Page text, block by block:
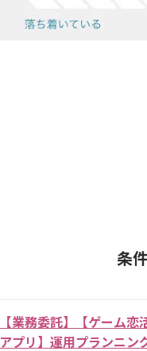
条
【業務委託】【ゲーム恋
アプリ】運用プランニン